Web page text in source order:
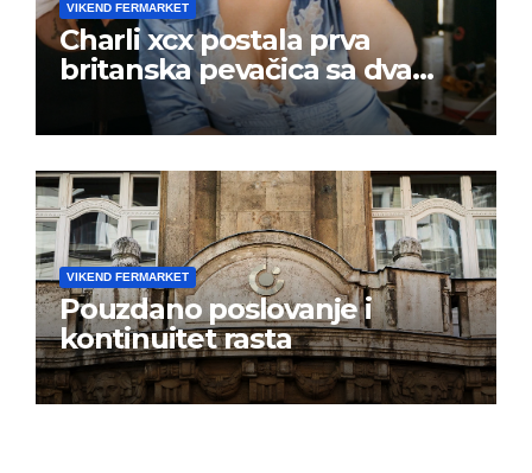
VIKEND FERMARKET
Charli xcx postala prva
britanska pevačica sa dva
albuma na prvom mestu u
istoj kalendarskoj godini
VIKEND FERMARKET
Pouzdano poslovanje i
kontinuitet rasta